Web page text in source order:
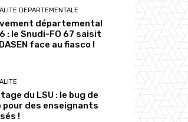
DEPARTEMENTALE
départemental
: le Snudi-FO 67 saisit
DASEN face au fiasco !
du LSU : le bug de
pour des enseignants
!